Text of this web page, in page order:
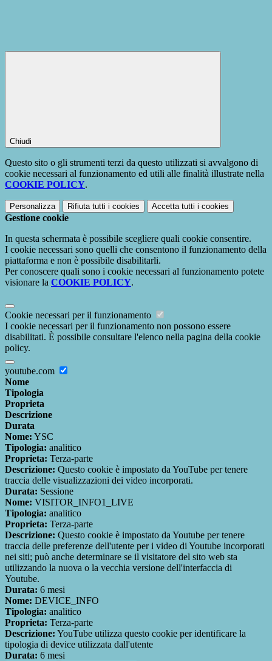
Chiudi
Questo sito o gli strumenti terzi da questo utilizzati si avvalgono di
cookie necessari al funzionamento ed utili alle finalità illustrate nella
COOKIE POLICY.
Personalizza Rifiuta tutti i cookies Accetta tutti i cookies
Gestione cookie
In questa schermata è possibile scegliere quali cookie consentire.
I cookie necessari sono quelli che consentono il funzionamento della
piattaforma e non è possibile disabilitarli.
Per conoscere quali sono i cookie necessari al funzionamento potete
visionare la COOKIE POLICY.
Cookie necessari per il funzionamento
I cookie necessari per il funzionamento non possono essere
disabilitati. È possibile consultare l'elenco nella pagina della cookie
policy.
youtube.com
Nome
Tipologia
Proprieta
Descrizione
Durata
Nome: YSC
Tipologia: analitico
Proprieta: Terza-parte
Descrizione: Questo cookie è impostato da YouTube per tenere
traccia delle visualizzazioni dei video incorporati.
Durata: Sessione
Nome: VISITOR_INFO1_LIVE
Tipologia: analitico
Proprieta: Terza-parte
Descrizione: Questo cookie è impostato da Youtube per tenere
traccia delle preferenze dell'utente per i video di Youtube incorporati
nei siti; può anche determinare se il visitatore del sito web sta
utilizzando la nuova o la vecchia versione dell'interfaccia di
Youtube.
Durata: 6 mesi
Nome: DEVICE_INFO
Tipologia: analitico
Proprieta: Terza-parte
Descrizione: YouTube utilizza questo cookie per identificare la
tipologia di device utilizzata dall'utente
Durata: 6 mesi